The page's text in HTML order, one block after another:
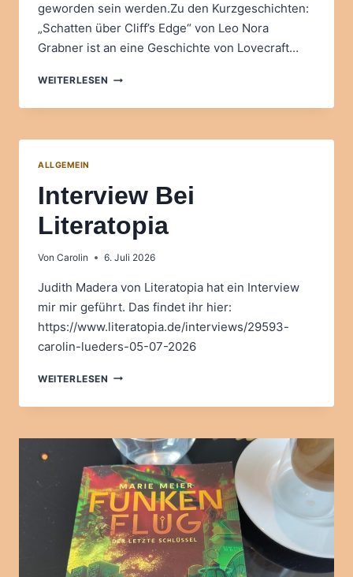
geworden sein werden.Zu den Kurzgeschichten:
„Schatten über Cliff’s Edge“ von Leo Nora
Grabner ist an eine Geschichte von Lovecraft…
WEITERLESEN QUEER*WELTEN
ALLGEMEIN
Interview Bei
Literatopia
Von Carolin 6. Juli 2026
Judith Madera von Literatopia hat ein Interview
mir mir geführt. Das findet ihr hier:
https://www.literatopia.de/interviews/29593-
carolin-lueders-05-07-2026
WEITERLESEN INTERVIEW
LITERATOPIA